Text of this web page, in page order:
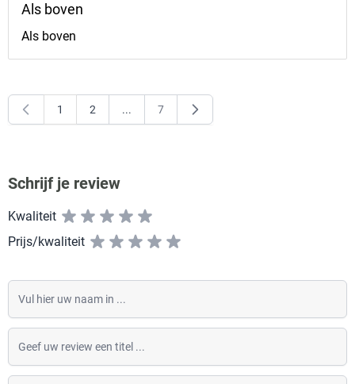
Als boven
Als boven
U lees momenteel pagina
1
Pagina
2 ...
Pagina
7
Schrijf je review
Kwaliteit
Prijs/kwaliteit
Vul hier uw naam in
Geef uw review een titel
Omschrijf je ervaring